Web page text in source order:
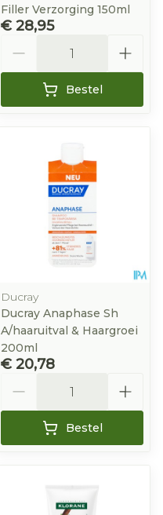
Filler Verzorging 150ml
€ 28,95
Bestel
Ducray
Ducray Anaphase Sh
A/haaruitval & Haargroei
200ml
€ 20,78
Bestel